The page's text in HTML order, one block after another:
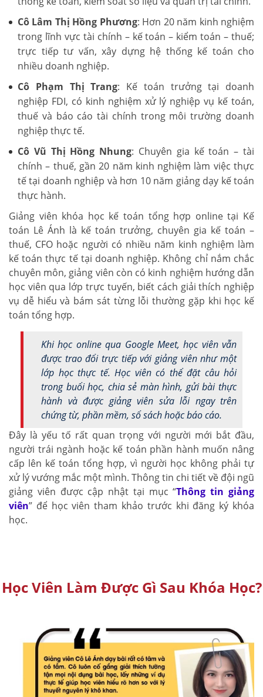
Cô Lâm Thị Hồng Phương: Hơn 20 năm kinh nghiệm
trong lĩnh vực tài chính – kế toán – kiểm toán – thuế;
trực tiếp tư vấn, xây dựng hệ thống kế toán cho
nhiều doanh nghiệp.
Cô Phạm Thị Trang: Kế toán trưởng tại doanh
nghiệp FDI, có kinh nghiệm xử lý nghiệp vụ kế toán,
thuế và báo cáo tài chính trong môi trường doanh
nghiệp thực tế.
Cô Vũ Thị Hồng Nhung: Chuyên gia kế toán – tài
chính – thuế, gần 20 năm kinh nghiệm làm việc thực
tế tại doanh nghiệp và hơn 10 năm giảng dạy kế toán
thực hành.
Giảng viên khóa học kế toán tổng hợp online tại Kế
toán Lê Ánh là kế toán trưởng, chuyên gia kế toán –
thuế, CFO hoặc người có nhiều năm kinh nghiệm làm
kế toán thực tế tại doanh nghiệp. Không chỉ nắm chắc
chuyên môn, giảng viên còn có kinh nghiệm hướng dẫn
học viên qua lớp trực tuyến, biết cách giải thích nghiệp
vụ dễ hiểu và bám sát từng lỗi thường gặp khi học kế
toán tổng hợp.
Khi học online qua Google Meet, học viên vẫn
được trao đổi trực tiếp với giảng viên như một
lớp học thực tế. Học viên có thể đặt câu hỏi
trong buổi học, chia sẻ màn hình, gửi bài thực
hành và được giảng viên sửa lỗi ngay trên
chứng từ, phần mềm, sổ sách hoặc báo cáo.
Đây là yếu tố rất quan trọng với người mới bắt đầu,
người trái ngành hoặc kế toán phần hành muốn nâng
cấp lên kế toán tổng hợp, vì người học không phải tự
xử lý vướng mắc một mình. Thông tin chi tiết về đội ngũ
giảng viên được cập nhật tại mục “Thông tin giảng
viên” để học viên tham khảo trước khi đăng ký khóa
học.
Học Viên Làm Được Gì Sau Khóa Học?